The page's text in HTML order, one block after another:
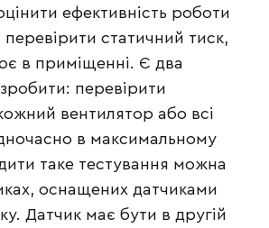
ефективність роботи
статичний тиск,
в приміщенні. Є два
перевірити
вентилятор або всі
в максимальному
таке тестування можна
оснащених датчиками
Датчик має бути в другій